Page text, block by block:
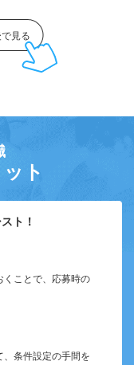
ト
ト！
くことで、応募時の
条件設定の手間を